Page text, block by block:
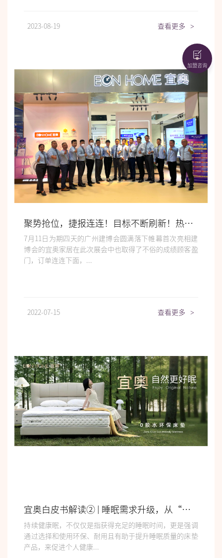
2023-08-19 查看更多 >
聚势抢位，捷报连连！目标不断刷新！热烈恭祝宜奥家居广州·建博会之旅圆满收官！
7月11日为期四天的广州建博会圆满落下帷幕首次亮相建
博会的宜奥家居在此次展会中也取得了不俗的成绩顾客盈
门，订单连连下面，...
2022-07-15 查看更多 >
宜奥白皮书解读② | 睡眠需求升级，从“睡得着”迈向“持续健康眠”
持续健康眠，不仅仅是指获得充足的睡眠时间，更是强调
通过选择和使用环保、耐用且有助于提升睡眠质量的床垫
产品，来促进个人健康...
加盟咨询